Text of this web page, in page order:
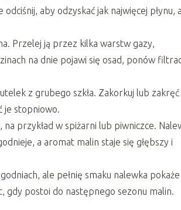
aby odzyskać jak najwięcej płynu,
Przelej ją przez kilka warstw gazy,
na dnie pojawi się osad, ponów
z grubego szkła. Zakorkuj lub zakręć
je stopniowo.
przykład w spiżarni lub piwniczce.
a aromat malin staje się głębszy i
ale pełnię smaku nalewka pokaże
gdy postoi do następnego sezonu malin.